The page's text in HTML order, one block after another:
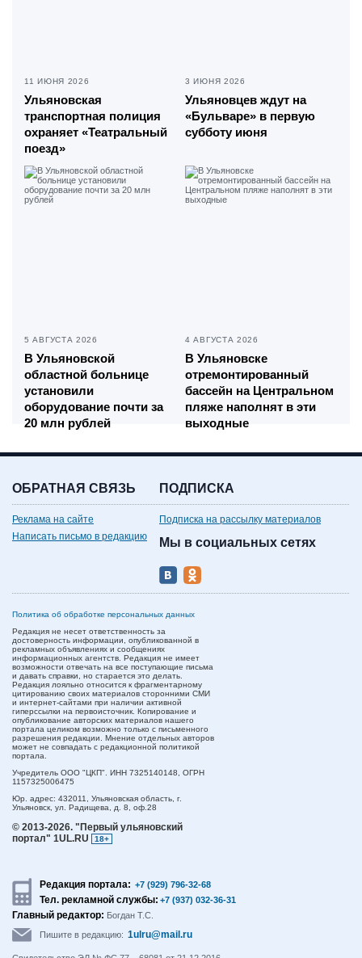
11 ИЮНЯ 2026
Ульяновская
транспортная полиция
охраняет «Театральный
поезд»
3 ИЮНЯ 2026
Ульяновцев ждут на
«Бульваре» в первую
субботу июня
5 АВГУСТА 2026
В Ульяновской
областной больнице
установили
оборудование почти за
20 млн рублей
4 АВГУСТА 2026
В Ульяновске
отремонтированный
бассейн на Центральном
пляже наполнят в эти
выходные
ОБРАТНАЯ СВЯЗЬ
Реклама на сайте
Написать письмо в редакцию
ПОДПИСКА
Подписка на рассылку материалов
Мы в социальных сетях
Политика об обработке персональных данных
Редакция не несет ответственность за
достоверность информации, опубликованной в
рекламных объявлениях и сообщениях
информационных агентств. Редакция не имеет
возможности отвечать на все поступающие письма
и давать справки, но старается это делать.
Редакция лояльно относится к фрагментарному
цитированию своих материалов сторонними СМИ
и интернет-сайтами при наличии активной
гиперссылки на первоисточник. Копирование и
опубликование авторских материалов нашего
портала целиком возможно только с письменного
разрешения редакции. Мнение отдельных авторов
может не совпадать с редакционной политикой
портала.
Учредитель ООО "ЦКП". ИНН 7325140148, ОГРН
1157325006475
Юр. адрес: 432011, Ульяновская область, г.
Ульяновск, ул. Радищева, д. 8, оф.28
© 2013-2026. "Первый ульяновский
портал" 1UL.RU
18+
Редакция портала: +7 (929) 796-32-68
Тел. рекламной службы: +7 (937) 032-36-31
Главный редактор: Богдан Т.С.
Пишите в редакцию: 1ulru@mail.ru